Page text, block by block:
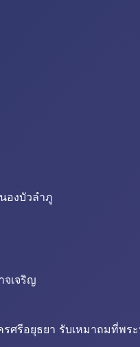
องบัวลำภู
จเจริญ
ศรีอยุธยา รับเหมาถมที่พร